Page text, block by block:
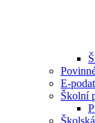
E-
Školní